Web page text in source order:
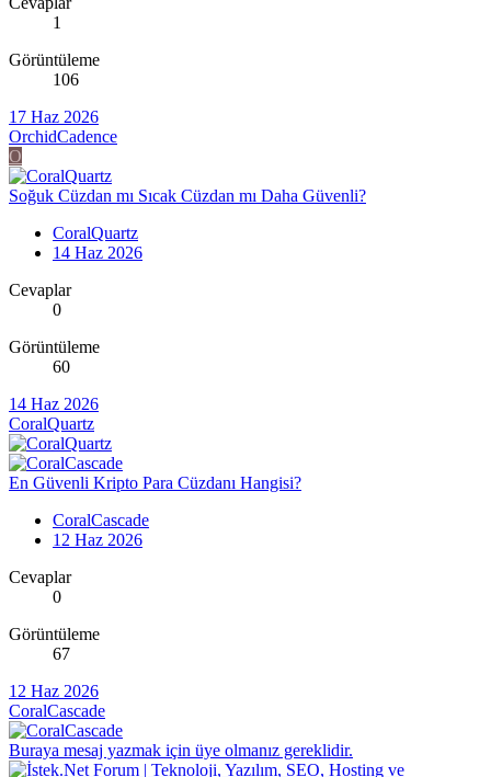
1
Görüntüleme
106
17 Haz 2026
OrchidCadence
O
Soğuk Cüzdan mı Sıcak Cüzdan mı Daha Güvenli?
CoralQuartz
14 Haz 2026
Cevaplar
0
Görüntüleme
60
14 Haz 2026
CoralQuartz
En Güvenli Kripto Para Cüzdanı Hangisi?
CoralCascade
12 Haz 2026
Cevaplar
0
Görüntüleme
67
12 Haz 2026
CoralCascade
Buraya mesaj yazmak için üye olmanız gereklidir.